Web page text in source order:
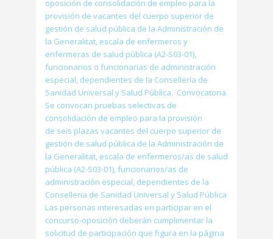
oposición de consolidación de empleo para la
provisión de vacantes del cuerpo superior de
gestión de salud pública de la Administración de
la Generalitat, escala de enfermeros y
enfermeras de salud pública (A2-S03-01),
funcionarios o funcionarias de administración
especial, dependientes de la Consellería de
Sanidad Universal y Salud Pública. Convocatoria
Se convocan pruebas selectivas de
consolidación de empleo para la provisión
de seis plazas vacantes del cuerpo superior de
gestión de salud pública de la Administración de
la Generalitat, escala de enfermeros/as de salud
pública (A2-S03-01), funcionarios/as de
administración especial, dependientes de la
Conselleria de Sanidad Universal y Salud Pública
Las personas interesadas en participar en el
concurso-oposición deberán cumplimentar la
solicitud de participación que figura en la página